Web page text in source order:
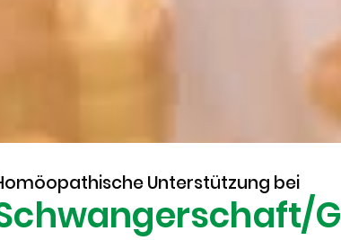
Unterstützung bei